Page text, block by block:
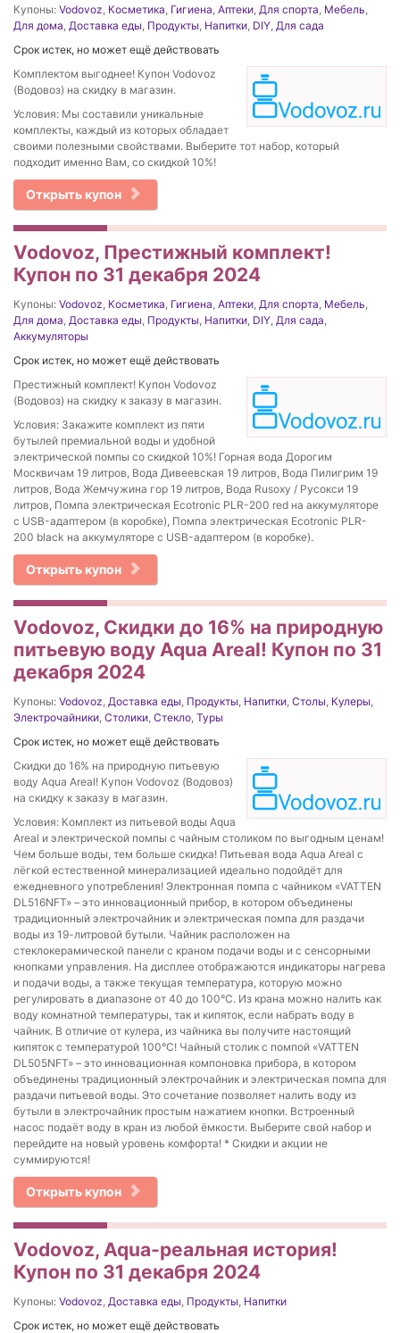
Купоны: Vodovoz, Косметика, Гигиена, Аптеки, Для спорта, Мебель,
Для дома, Доставка еды, Продукты, Напитки, DIY, Для сада
Срок истек, но может ещё действовать
Комплектом выгоднее! Купон Vodovoz
(Водовоз) на скидку в магазин.
Условия: Мы составили уникальные
комплекты, каждый из которых обладает
своими полезными свойствами. Выберите тот набор, который
подходит именно Вам, со скидкой 10%!
Открыть купон
Vodovoz, Престижный комплект!
Купон по 31 декабря 2024
Купоны: Vodovoz, Косметика, Гигиена, Аптеки, Для спорта, Мебель,
Для дома, Доставка еды, Продукты, Напитки, DIY, Для сада,
Аккумуляторы
Срок истек, но может ещё действовать
Престижный комплект! Купон Vodovoz
(Водовоз) на скидку к заказу в магазин.
Условия: Закажите комплект из пяти
бутылей премиальной воды и удобной
электрической помпы со скидкой 10%! Горная вода Дорогим
Москвичам 19 литров, Вода Дивеевская 19 литров, Вода Пилигрим 19
литров, Вода Жемчужина гор 19 литров, Вода Rusoxy / Русокси 19
литров, Помпа электрическая Ecotronic PLR-200 red на аккумуляторе
с USB-адаптером (в коробке), Помпа электрическая Ecotronic PLR-
200 black на аккумуляторе с USB-адаптером (в коробке).
Открыть купон
Vodovoz, Скидки до 16% на природную
питьевую воду Aqua Areal! Купон по 31
декабря 2024
Купоны: Vodovoz, Доставка еды, Продукты, Напитки, Столы, Кулеры,
Электрочайники, Столики, Стекло, Туры
Срок истек, но может ещё действовать
Скидки до 16% на природную питьевую
воду Aqua Areal! Купон Vodovoz (Водовоз)
на скидку к заказу в магазин.
Условия: Комплект из питьевой воды Aqua
Areal и электрической помпы с чайным столиком по выгодным ценам!
Чем больше воды, тем больше скидка! Питьевая вода Aqua Areal с
лёгкой естественной минерализацией идеально подойдёт для
ежедневного употребления! Электронная помпа с чайником «VATTEN
DL516NFT» – это инновационный прибор, в котором объединены
традиционный электрочайник и электрическая помпа для раздачи
воды из 19-литровой бутыли. Чайник расположен на
стеклокерамической панели с краном подачи воды и с сенсорными
кнопками управления. На дисплее отображаются индикаторы нагрева
и подачи воды, а также текущая температура, которую можно
регулировать в диапазоне от 40 до 100°С. Из крана можно налить как
воду комнатной температуры, так и кипяток, если набрать воду в
чайник. В отличие от кулера, из чайника вы получите настоящий
кипяток с температурой 100°С! Чайный столик с помпой «VATTEN
DL505NFT» – это инновационная компоновка прибора, в котором
объединены традиционный электрочайник и электрическая помпа для
раздачи питьевой воды. Это сочетание позволяет налить воду из
бутыли в электрочайник простым нажатием кнопки. Встроенный
насос подаёт воду в кран из любой ёмкости. Выберите свой набор и
перейдите на новый уровень комфорта! * Скидки и акции не
суммируются!
Открыть купон
Vodovoz, Aqua-реальная история!
Купон по 31 декабря 2024
Купоны: Vodovoz, Доставка еды, Продукты, Напитки
Срок истек, но может ещё действовать